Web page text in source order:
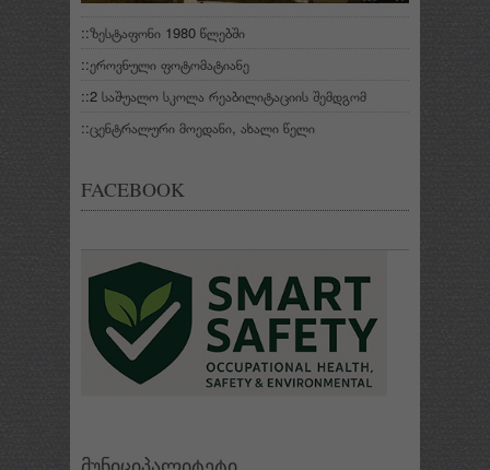
::ზესტაფონი 1980 წლებში
::ეროვნული ფოტომატიანე
::2 საშუალო სკოლა რეაბილიტაციის შემდგომ
::ცენტრალური მოედანი, ახალი წელი
FACEBOOK